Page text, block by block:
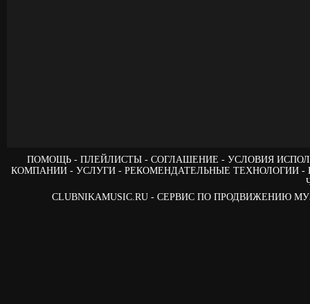
ПОМОЩЬ ПЛЕЙЛИСТЫ СОГЛАШЕНИЕ
УСЛОВИЯ
КОМПАНИИ
УСЛУГИ РЕКОМЕНДАТЕЛЬНЫЕ ТЕХНОЛОГИИ
CLUBNIKAMUSIC.RU - СЕРВИС ПО ПРОДВИЖЕНИЮ